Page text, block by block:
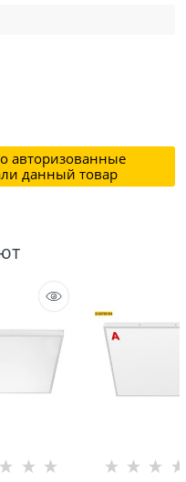
авторизованные
данный товар